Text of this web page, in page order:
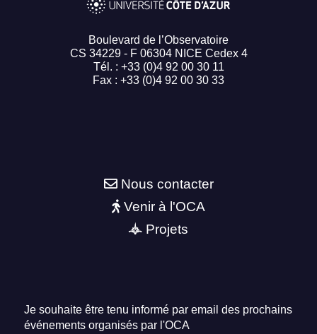
Boulevard de l’Observatoire
CS 34229 - F 06304 NICE Cedex 4
Tél. : +33 (0)4 92 00 30 11
Fax : +33 (0)4 92 00 30 33
Nous contacter
Venir à l'OCA
Projets
Je souhaite être tenu informé par email des prochains
événements organisés par l'OCA